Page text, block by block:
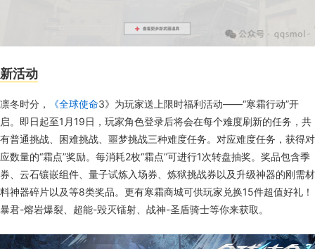
新活动
凛冬时分， 《全球使命3》为玩家送上限时福利活动——“寒霜行动”开
启。即日起至1月19日，玩家角色登录后将会在每个难度刷新的任务，共
有普通挑战、困难挑战、噩梦挑战三种难度任务。对应难度任务，获得对
应数量的“霜点”奖励。每消耗2枚“霜点”可进行1次转盘抽奖。奖品包含季
券、云石镶嵌组件、量子试炼入场券、炼狱挑战券以及升级神器的刚需材
料神器碎片以及等8类奖品。更有寒霜商城可供玩家兑换15件超值好礼！
暴君-熔岩爆裂、超能-毁灭镭射、战神-圣盾骑士等你来获取。